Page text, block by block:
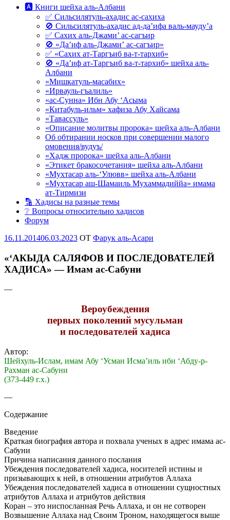
🅰 Книги шейха аль-Албани
✅ Сильсилятуль-ахадис ас-сахиха
🚫 Сильсилятуль-ахадис ад-да’ифа валь-мауду’а
✅ Сахих аль-Джами’ ас-сагъир
🚫 «Да’иф аль-Джами’ ас-сагъир»
✅ «Сахих ат-Таргъиб ва-т-тархиб»
🚫 «Да’иф ат-Таргъиб ва-т-тархиб» шейха аль-
Албани
«Мишкатуль-масабих»
«Ирвауль-гъалиль»
«ас-Сунна» Ибн Абу ‘Асыма
«Китабуль-ильм» хафиза Абу Хайсама
«Тавассуль»
«Описание молитвы пророка» шейха аль-Албани
Об обтирании носков при совершении малого
омовения/вудуъ/
«Хадж пророка» шейха аль-Албани
«Этикет бракосочетания» шейха аль-Албани
«Мухтасар аль-‘Улювв» шейха аль-Албани
«Мухтасар аш-Шамаиль Мухаммадиййа» имама
ат-Тирмизи
🔡 Хадисы на разные темы
❔ Вопросы относительно хадисов
Форум
Опубликовано
16.11.201406.03.2023 OT Фарук аль-Асари
«‘АКЫДА САЛЯФОВ И ПОСЛЕДОВАТЕЛЕЙ
ХАДИСА» — Имам ас-Сабуни
—
Вероубеждения
первых поколений мусульман
и последователей хадиса
Автор:
Шейхуль-Ислам, имам Абу ‘Усман Исма’иль ибн ‘Абду-р-
Рахман ас-Сабуни
(373-449 г.х.)
—
Содержание
Введение
Краткая биография автора и похвала ученых в адрес имама ас-
Сабуни
Причина написания данного послания
Убеждения последователей хадиса, носителей истины и
призывающих к ней, в отношении атрибутов Аллаха
Убеждения последователей хадиса в отношении сущностных
атрибутов Аллаха и атрибутов действия
Коран – это ниспосланная Речь Аллаха, и он не сотворен
Возвышение Аллаха над Своим Троном, находящегося выше